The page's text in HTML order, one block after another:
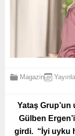
Magazin
Yataş Grup’un
Gülben
girdi. “İyi uyku